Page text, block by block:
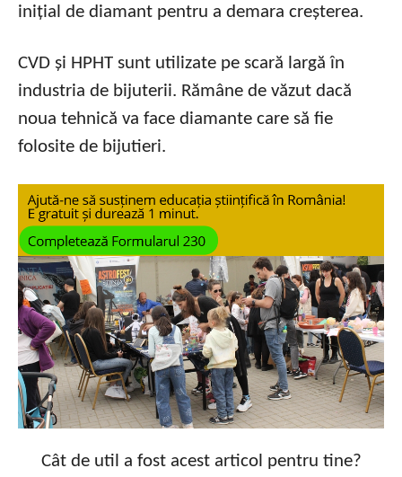
inițial de diamant pentru a demara creșterea.
CVD și HPHT sunt utilizate pe scară largă în
industria de bijuterii. Rămâne de văzut dacă
noua tehnică va face diamante care să fie
folosite de bijutieri.
Cât de util a fost acest articol pentru tine?